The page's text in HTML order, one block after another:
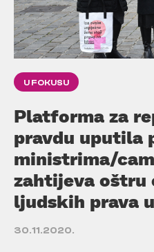
U FOKUSU
Platforma za
pravdu uputila
ministrima/
zahtijeva oštru
ljudskih prava
30.11.2020.